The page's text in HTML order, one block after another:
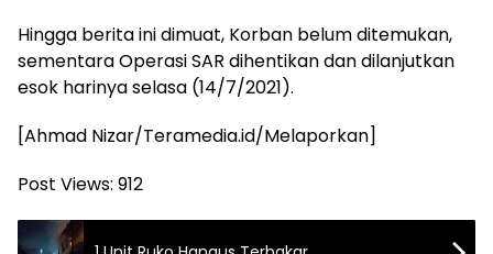
Hingga berita ini dimuat, Korban belum ditemukan,
sementara Operasi SAR dihentikan dan dilanjutkan
esok harinya selasa (14/7/2021).
[Ahmad Nizar/Teramedia.id/Melaporkan]
Post Views: 912